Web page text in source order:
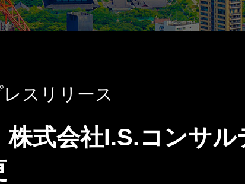
スリリース
株式会社I.S.コンサ